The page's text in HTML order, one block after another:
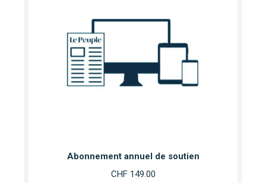
Abonnement annuel de soutien
CHF149.00